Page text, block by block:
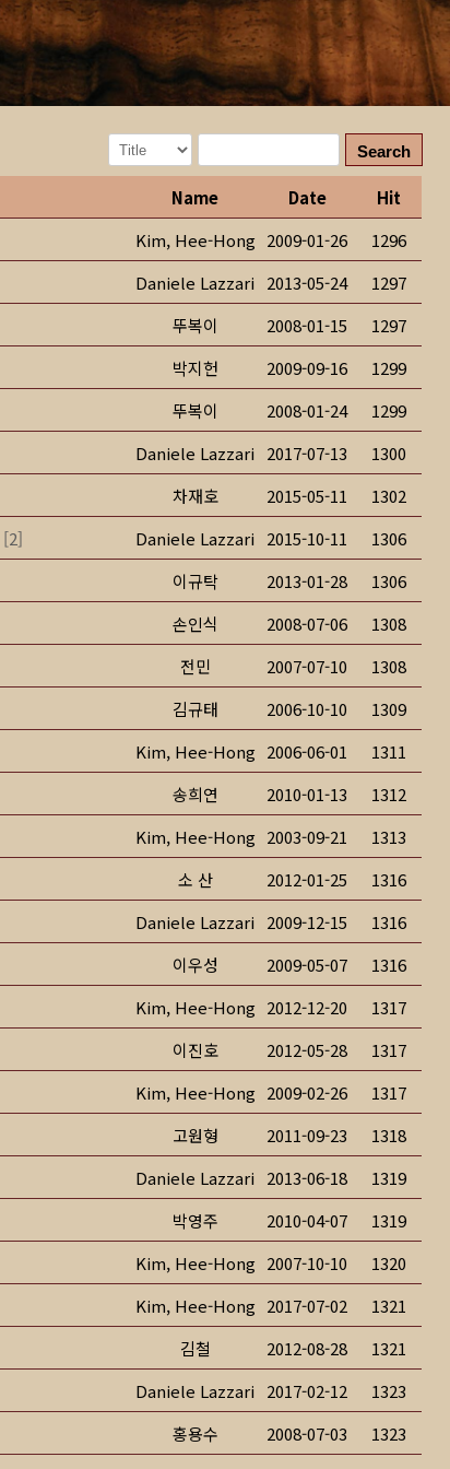
Search
Name Date
Hit
Kim, Hee-Hong 2009-01-26
1296
Daniele Lazzari 2013-05-24
1297
뚜복이 2008-01-15
1297
박지헌 2009-09-16
1299
뚜복이 2008-01-24
1299
Daniele Lazzari 2017-07-13
1300
차재호 2015-05-11
1302
[2] Daniele Lazzari 2015-10-11
1306
이규탁 2013-01-28
1306
손인식 2008-07-06
1308
전민 2007-07-10
1308
김규태 2006-10-10
1309
Kim, Hee-Hong 2006-06-01
1311
송희연 2010-01-13
1312
Kim, Hee-Hong 2003-09-21
1313
소 산 2012-01-25
1316
Daniele Lazzari 2009-12-15
1316
이우성 2009-05-07
1316
Kim, Hee-Hong 2012-12-20
1317
이진호 2012-05-28
1317
Kim, Hee-Hong 2009-02-26
1317
고원형 2011-09-23
1318
Daniele Lazzari 2013-06-18
1319
박영주 2010-04-07
1319
Kim, Hee-Hong 2007-10-10
1320
Kim, Hee-Hong 2017-07-02
1321
김철 2012-08-28
1321
Daniele Lazzari 2017-02-12
1323
홍용수 2008-07-03
1323